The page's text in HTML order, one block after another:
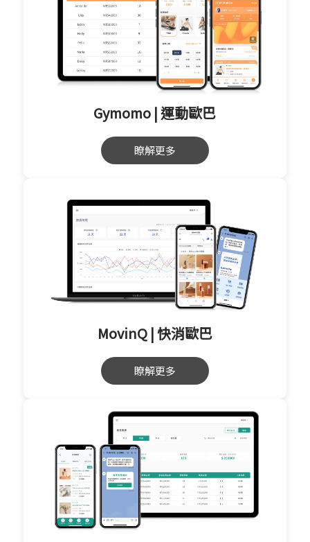
Gymomo | 運動歐巴
瞭解更多
MovinQ | 快消歐巴
瞭解更多